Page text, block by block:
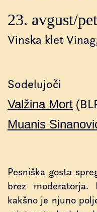
23. avgust/
Vinska klet
Sodelujoči
Valžina Mort
Muanis
Pesniška gosta
brez moderatorja.
kakšno je njuno